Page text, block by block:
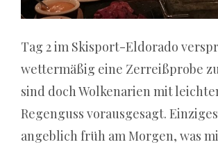
online
nichts
verliert,
Tag 2 im Skisport-Eldorado
wettermäßig eine Zerreißprobe
sind doch Wolkenarien mit
Regenguss vorausgesagt.
angeblich früh am Morgen, was